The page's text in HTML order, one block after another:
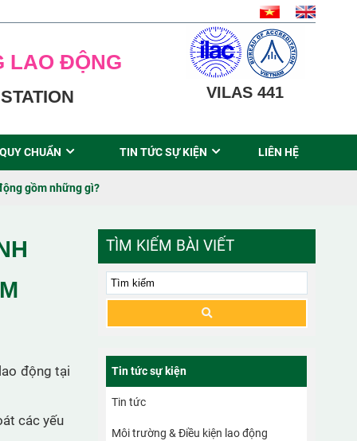
LAO ĐỘNG
VILAS 441
CHUẨN TIN TỨC SỰ KIỆN LIÊN HỆ
gồm những gì?
động tại
các yếu
TÌM KIẾM BÀI VIẾT
Tin tức sự kiện
Tin tức
Môi trường & Điều kiện lao động